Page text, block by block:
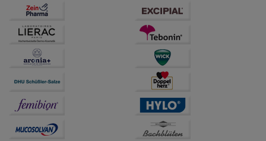
Statistik & Tracking:
Hierüber lassen sich
unserer Website sammeln, mit deren Hilfe wir unsere
Website weiter für Sie optimieren können, den Inhalt
auf unserer Website aber auch die Werbung auf
Drittseiten möglichst relevant für Sie zu gestalten.
Bitte beachten Sie, dass Daten hierfür teilweise an
Dritte wie z.B. Google oder soziale Medien